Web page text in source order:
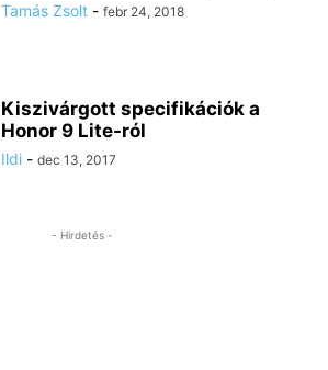
Tamás Zsolt - febr 24, 2018
Kiszivárgott specifikációk a
Honor 9 Lite-ról
Ildi - dec 13, 2017
- Hirdetés -